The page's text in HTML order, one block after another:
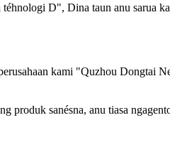
D", Dina taun anu sarua
kami "Quzhou Dongtai
produk sanésna, anu tiasa